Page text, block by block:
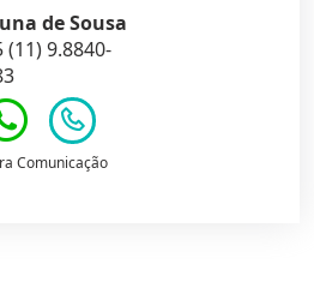
de Sousa
(11) 9.8840-
Comunicação